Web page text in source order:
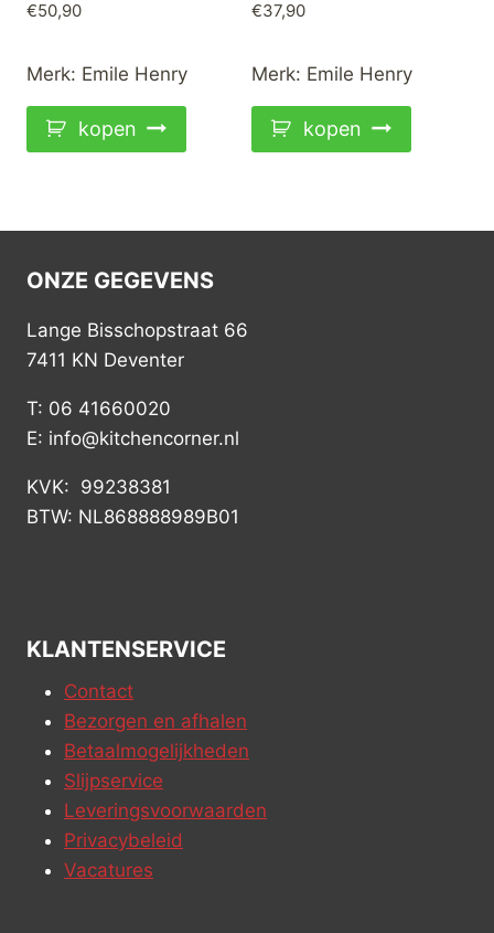
€50,90
Merk: Emile Henry
kopen
€37,90
Merk: Emile Henry
kopen
ONZE GEGEVENS
Lange Bisschopstraat 66
7411 KN Deventer
T: 06 41660020
E: info@kitchencorner.nl
KVK: 99238381
BTW: NL868888989B01
KLANTENSERVICE
Contact
Bezorgen en afhalen
Betaalmogelijkheden
Slijpservice
Leveringsvoorwaarden
Privacybeleid
Vacatures